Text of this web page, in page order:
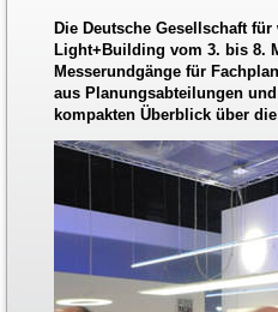
Die Deutsche Gesellschaft
Light+Building vom 3. bis 8.
Messerundgänge für
aus Planungsabteilungen
kompakten Überblick über